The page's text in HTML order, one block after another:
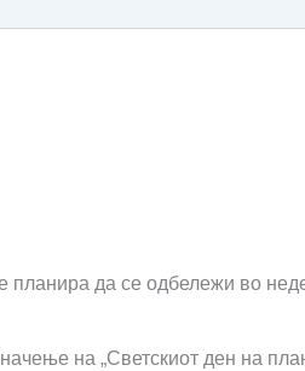
планира да се одбележи во
на „Светскиот ден на